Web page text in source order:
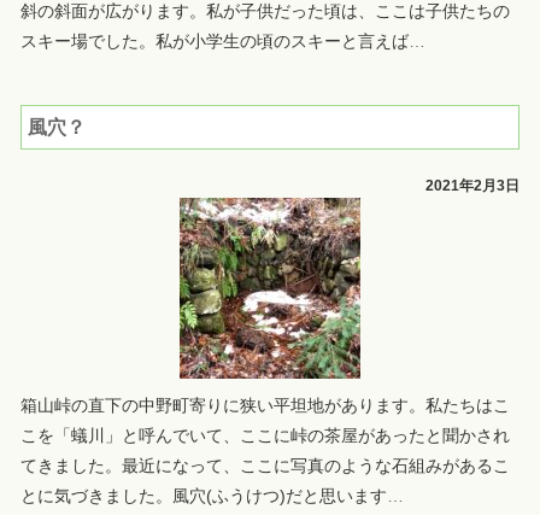
斜の斜面が広がります。私が子供だった頃は、ここは子供たちの
スキー場でした。私が小学生の頃のスキーと言えば…
風穴？
2021年2月3日
箱山峠の直下の中野町寄りに狭い平坦地があります。私たちはこ
こを「蟻川」と呼んでいて、ここに峠の茶屋があったと聞かされ
てきました。最近になって、ここに写真のような石組みがあるこ
とに気づきました。風穴(ふうけつ)だと思います…